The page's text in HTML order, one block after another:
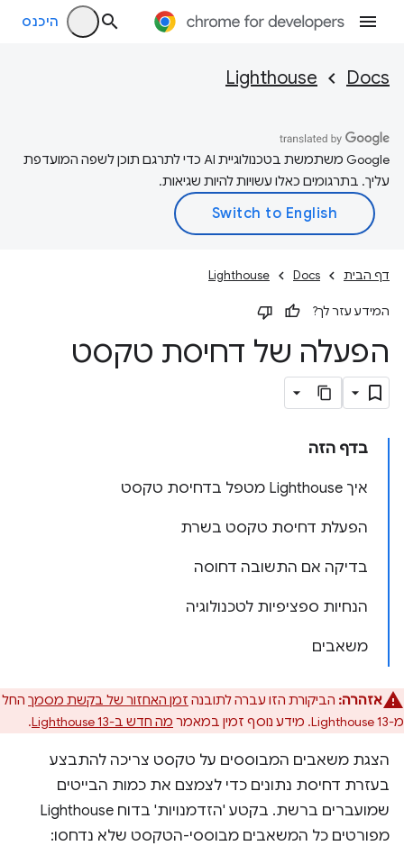
היכנס
Docs
Lighthouse
‫Google משתמשת בטכנולוגיית AI כדי לתרגם תוכן לשפה המועדפת
עליך. בתרגומים כאלו עשויות להיות שגיאות.
דף הבית Docs
Lighthouse
המידע עזר לך?
הפעלה של דחיסת טקסט
בדף הזה
איך Lighthouse מטפל בדחיסת טקסט
הפעלת דחיסת טקסט בשרת
בדיקה אם התשובה דחוסה
הנחיות ספציפיות לטכנולוגיה
משאבים
אזהרה: הביקורת הזו עברה לתובנה זמן האחזור של בקשת מסמך החל
מ-Lighthouse 13. מידע נוסף זמין במאמר
מה חדש ב-Lighthouse 13 .
הצגת משאבים המבוססים על טקסט צריכה להתבצע
בעזרת דחיסת נתונים כדי לצמצם את כמות הבייטים
שמועברים ברשת. בקטע 'הזדמנויות' בדוח Lighthouse
מפורטים כל המשאבים מבוססי-הטקסט שלא נדחסו: